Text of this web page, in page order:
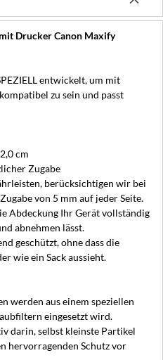
Drucker Canon Maxify
entwickelt, um mit
zu sein und passt
cm
Zugabe
berücksichtigen wir bei
von 5 mm auf jeder Seite.
Abdeckung Ihr Gerät vollständig
abnehmen lässt.
geschützt, ohne dass die
wie ein Sack aussieht.
werden aus einem speziellen
eingesetzt wird.
darin, selbst kleinste Partikel
hervorragenden Schutz vor